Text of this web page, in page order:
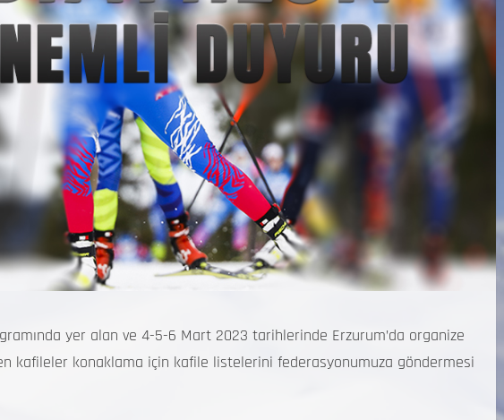
yer alan ve 4-5-6 Mart 2023 tarihlerinde Erzurum’da organize
kafileler konaklama için kafile listelerini federasyonumuza göndermesi